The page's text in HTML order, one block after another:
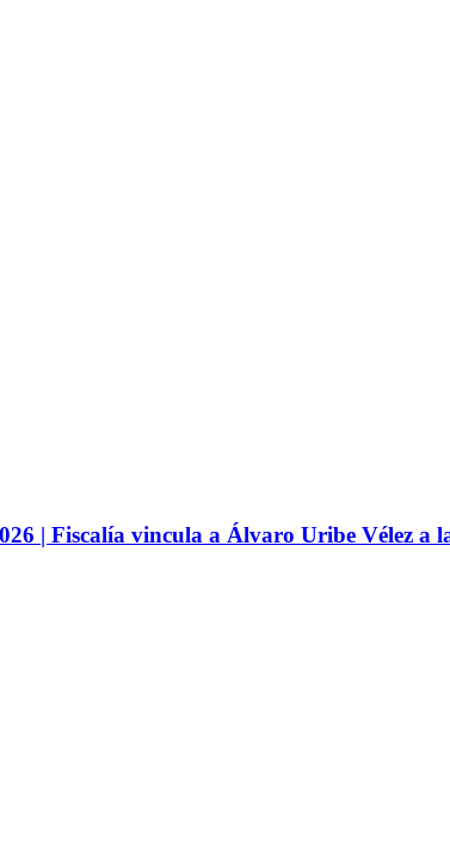
| Fiscalía vincula a Álvaro Uribe Vélez a